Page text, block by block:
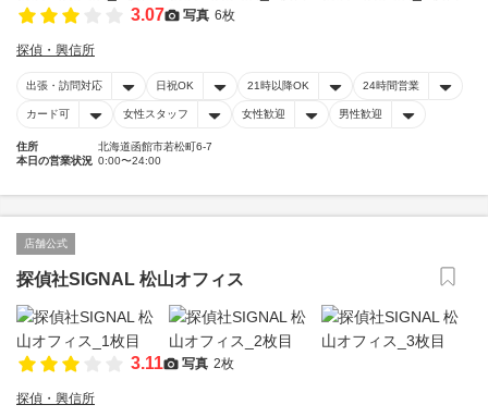
3.07 写真 6枚
探偵・興信所
出張・訪問対応 日祝OK 21時以降OK 24時間営業
カード可 女性スタッフ 女性歓迎 男性歓迎
住所
北海道函館市若松町6-7
本日の営業状況 0:00〜24:00
店舗公式
探偵社SIGNAL 松山オフィス
3.11 写真 2枚
探偵・興信所